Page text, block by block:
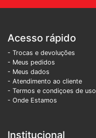
Acesso rápido
- Trocas e devoluções
- Meus pedidos
- Meus dados
- Atendimento ao cliente
- Termos e condiçoes de uso
- Onde Estamos
Institucional